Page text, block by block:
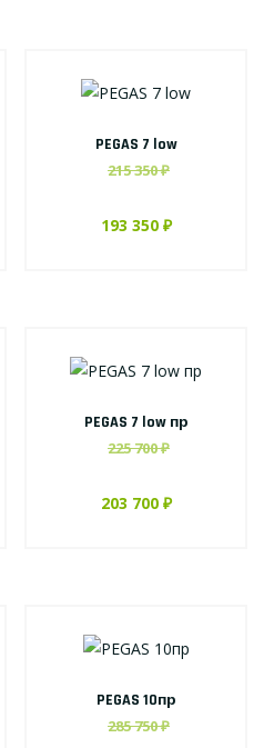
PEGAS 7 low
215 350 ₽
193 350 ₽
PEGAS 7 low пр
225 700 ₽
203 700 ₽
PEGAS 10пр
285 750 ₽